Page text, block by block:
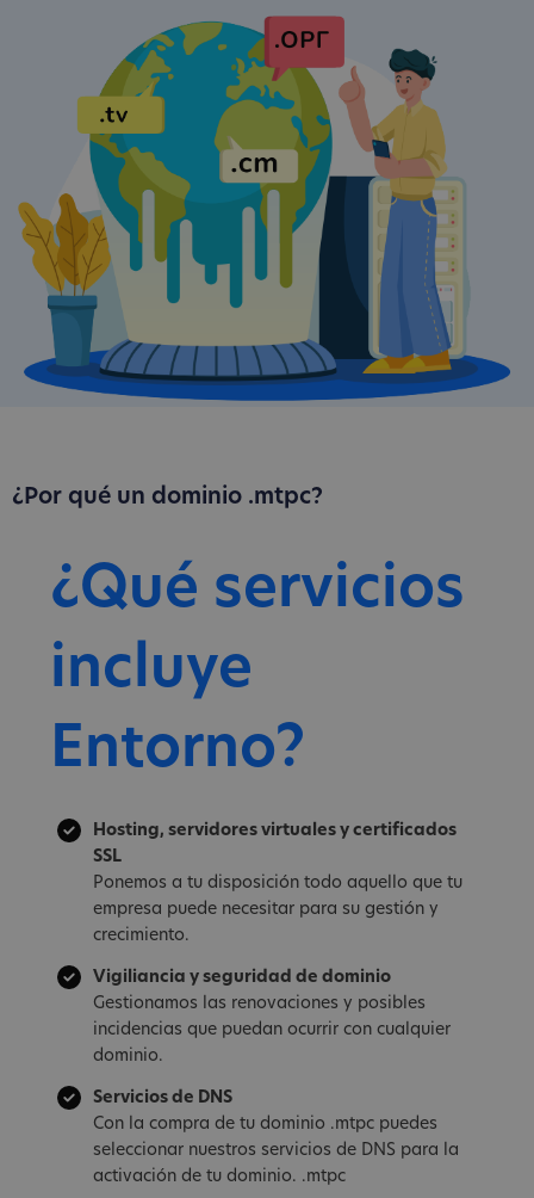
¿Por qué un dominio .mtpc?
¿Qué servicios
incluye
Entorno?
Hosting, servidores virtuales y certificados
SSL
Ponemos a tu disposición todo aquello que tu
empresa puede necesitar para su gestión y
crecimiento.
Vigiliancia y seguridad de dominio
Gestionamos las renovaciones y posibles
incidencias que puedan ocurrir con cualquier
dominio.
Servicios de DNS
Con la compra de tu dominio .mtpc puedes
seleccionar nuestros servicios de DNS para la
activación de tu dominio. .mtpc